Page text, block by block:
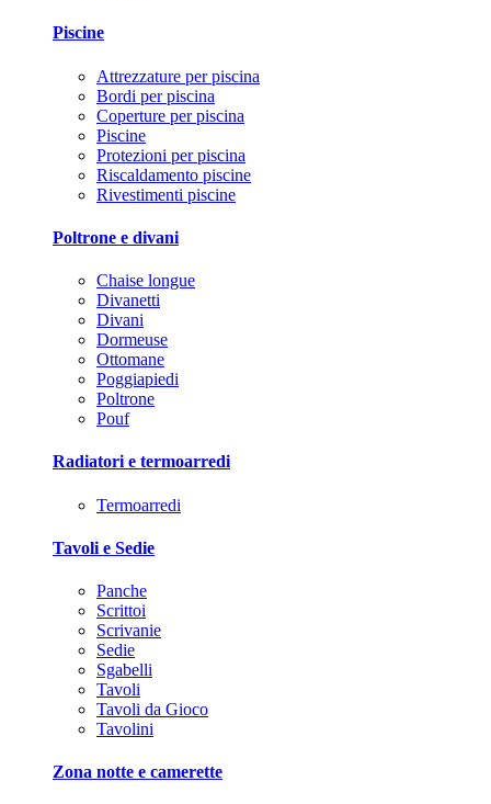
Piscine
Attrezzature per piscina
Bordi per piscina
Coperture per piscina
Piscine
Protezioni per piscina
Riscaldamento piscine
Rivestimenti piscine
Poltrone e divani
Chaise longue
Divanetti
Divani
Dormeuse
Ottomane
Poggiapiedi
Poltrone
Pouf
Radiatori e termoarredi
Termoarredi
Tavoli e Sedie
Panche
Scrittoi
Scrivanie
Sedie
Sgabelli
Tavoli
Tavoli da Gioco
Tavolini
Zona notte e camerette